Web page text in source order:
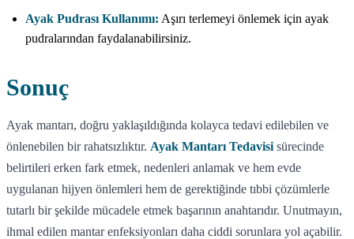
Ayak Pudrası Kullanımı: Aşırı terlemeyi önlemek için ayak
pudralarından faydalanabilirsiniz.
Sonuç
Ayak mantarı, doğru yaklaşıldığında kolayca tedavi edilebilen ve
önlenebilen bir rahatsızlıktır. Ayak Mantarı Tedavisi sürecinde
belirtileri erken fark etmek, nedenleri anlamak ve hem evde
uygulanan hijyen önlemleri hem de gerektiğinde tıbbi çözümlerle
tutarlı bir şekilde mücadele etmek başarının anahtarıdır. Unutmayın,
ihmal edilen mantar enfeksiyonları daha ciddi sorunlara yol açabilir.